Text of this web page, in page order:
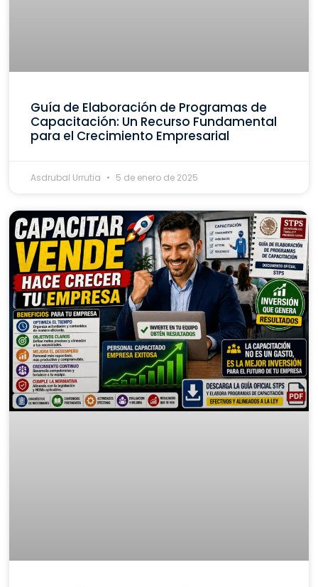
Guía de Elaboración de Programas de
Capacitación: Un Recurso Fundamental
para el Crecimiento Empresarial
Asdrubal Urrutia 5 de enero de 2025